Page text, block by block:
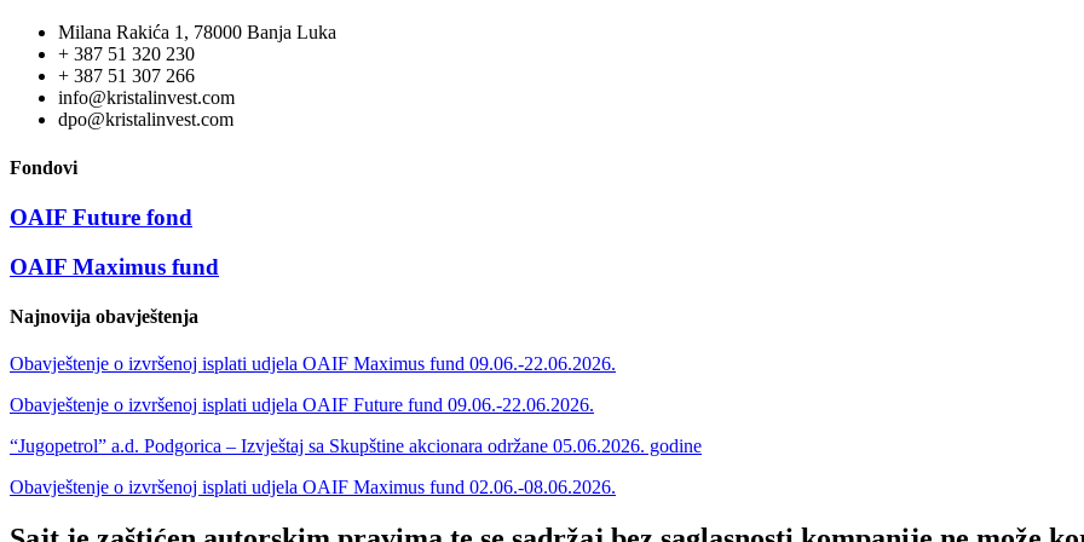
Milana Rakića 1, 78000 Banja Luka
+ 387 51 320 230
+ 387 51 307 266
info@kristalinvest.com
dpo@kristalinvest.com
Fondovi
OAIF Future fond
OAIF Maximus fund
Najnovija obavještenja
Obavještenje o izvršenoj isplati udjela OAIF Maximus fund 09.06.-22.06.2026.
Obavještenje o izvršenoj isplati udjela OAIF Future fund 09.06.-22.06.2026.
“Jugopetrol” a.d. Podgorica – Izvještaj sa Skupštine akcionara održane 05.06.2026. godine
Obavještenje o izvršenoj isplati udjela OAIF Maximus fund 02.06.-08.06.2026.